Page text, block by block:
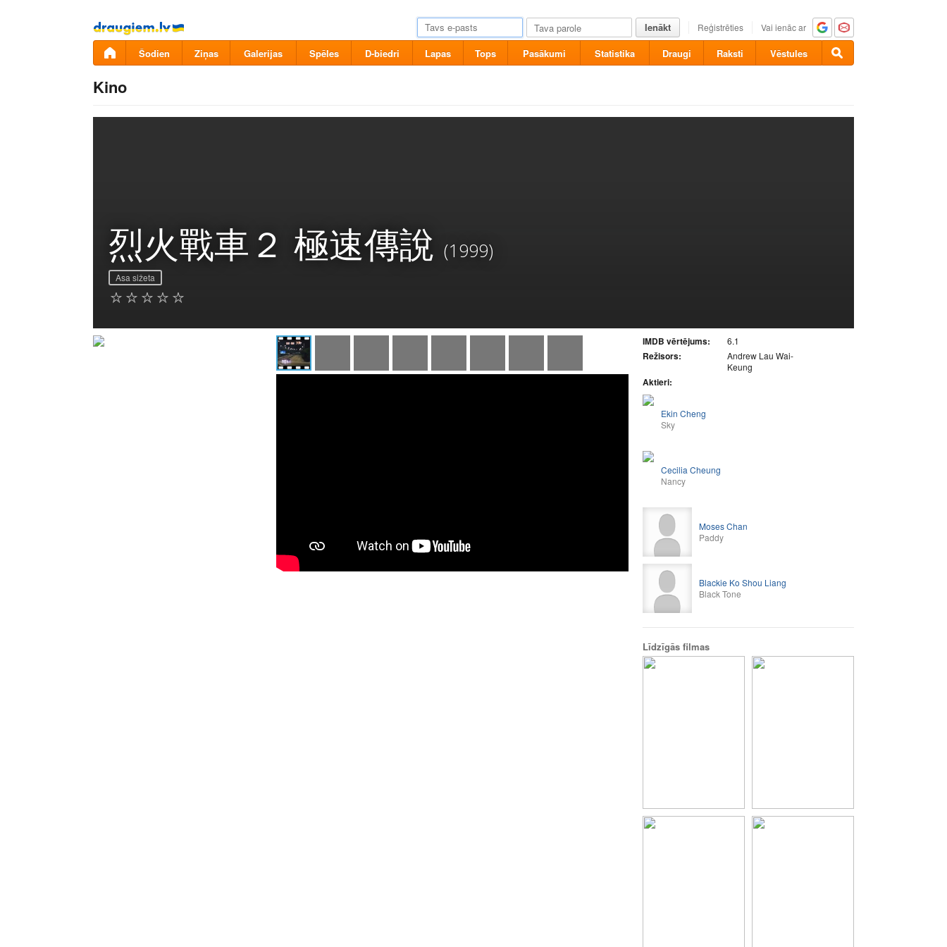
Pāriet
uz
saturu
Ienākt Reģistrēties Vai ienāc ar
Šodien Ziņas Galerijas Spēles D-biedri Lapas Tops Pasākumi Statistika Draugi Raksti Vēstules
Kino
烈火戰車２ 極速傳說 (1999)
Asa sižeta
IMDB vērtējums: 6.1
Režisors:
Andrew Lau Wai-
Keung
Aktieri:
Ekin Cheng
Sky
Cecilia Cheung
Nancy
Moses Chan
Paddy
Blackie Ko Shou Liang
Black Tone
Līdzīgās filmas